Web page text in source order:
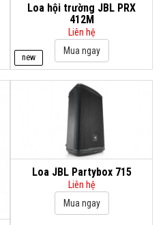
new
Loa hội trường JBL PRX
412M
Liên hệ
Loa JBL Partybox 715
Liên hệ